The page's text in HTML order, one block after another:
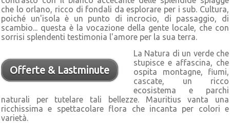
che lo orlano, ricco di fondali da esplorare per i sub. Cultura,
poiché un'isola è un punto di incrocio, di passaggio, di
scambio... questa è la vocazione della gente locale, che con
sorrisi splendenti testimonia l'amore per la sua terra.
Offerte & Lastminute
La Natura di un verde che
stupisce e affascina, che
ospita montagne, fiumi,
cascate, un ricco
ecosistema e parchi
naturali per tutelare tali bellezze. Mauritius vanta una
ricchissima e spettacolare flora che incanta per colori e
varietà.